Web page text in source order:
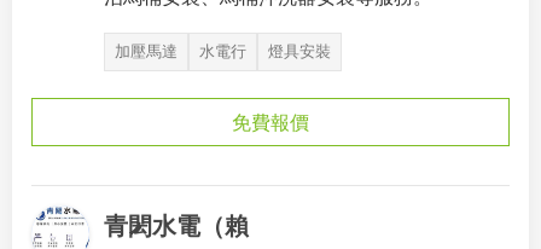
加壓馬達 水電行 燈具安裝
免費報價
青閎水電（賴